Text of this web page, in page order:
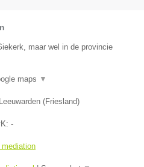
maar wel in de provincie
maps ▼
Leeuwarden (Friesland)
-
mediation